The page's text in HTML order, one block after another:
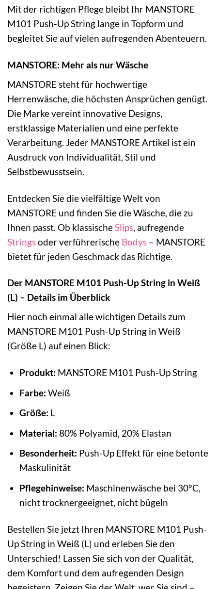
Mit der richtigen Pflege bleibt Ihr MANSTORE
M101 Push-Up String lange in Topform und
begleitet Sie auf vielen aufregenden Abenteuern.
MANSTORE: Mehr als nur Wäsche
MANSTORE steht für hochwertige
Herrenwäsche, die höchsten Ansprüchen genügt.
Die Marke vereint innovative Designs,
erstklassige Materialien und eine perfekte
Verarbeitung. Jeder MANSTORE Artikel ist ein
Ausdruck von Individualität, Stil und
Selbstbewusstsein.
Entdecken Sie die vielfältige Welt von
MANSTORE und finden Sie die Wäsche, die zu
Ihnen passt. Ob klassische Slips , aufregende
Stringsoder verführerische Bodys – MANSTORE
bietet für jeden Geschmack das Richtige.
Der MANSTORE M101 Push-Up String in Weiß
(L) – Details im Überblick
Hier noch einmal alle wichtigen Details zum
MANSTORE M101 Push-Up String in Weiß
(Größe L) auf einen Blick:
Produkt: MANSTORE M101 Push-Up String
Farbe: Weiß
Größe: L
Material: 80% Polyamid, 20% Elastan
Besonderheit: Push-Up Effekt für eine betonte
Maskulinität
Pflegehinweise: Maschinenwäsche bei 30°C,
nicht trocknergeeignet, nicht bügeln
Bestellen Sie jetzt Ihren MANSTORE M101 Push-
Up String in Weiß (L) und erleben Sie den
Unterschied! Lassen Sie sich von der Qualität,
dem Komfort und dem aufregenden Design